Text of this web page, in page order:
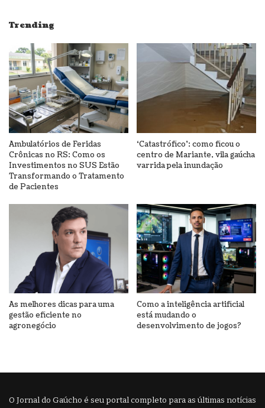
Trending
Ambulatórios de Feridas
Crônicas no RS: Como os
Investimentos no SUS Estão
Transformando o Tratamento
de Pacientes
‘Catastrófico’: como ficou o
centro de Mariante, vila gaúcha
varrida pela inundação
As melhores dicas para uma
gestão eficiente no
agronegócio
Como a inteligência artificial
está mudando o
desenvolvimento de jogos?
O Jornal do Gaúcho é seu portal completo para as últimas notícias